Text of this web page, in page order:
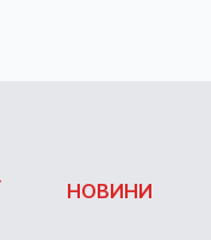
НОВИНИ